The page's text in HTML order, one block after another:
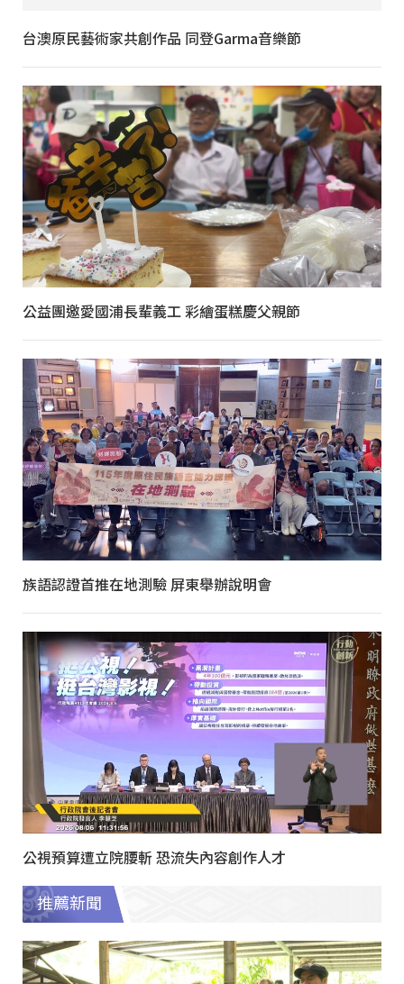
台澳原民藝術家共創作品 同登Garma音樂節
公益團邀愛國浦長輩義工 彩繪蛋糕慶父親節
族語認證首推在地測驗 屏東舉辦說明會
公視預算遭立院腰斬 恐流失內容創作人才
推薦新聞